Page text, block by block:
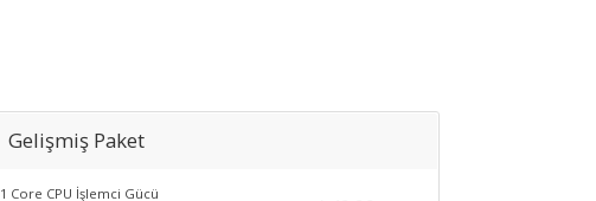
Gelişmiş Paket
1 Core CPU İşlemci Gücü